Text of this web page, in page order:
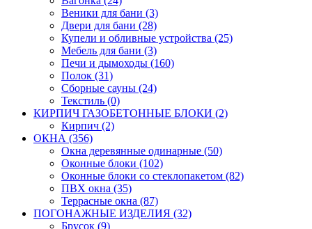
Веники для бани (3)
Двери для бани (28)
Купели и обливные устройства (25)
Мебель для бани (3)
Печи и дымоходы (160)
Полок (31)
Сборные сауны (24)
Текстиль (0)
КИРПИЧ ГАЗОБЕТОННЫЕ БЛОКИ (2)
Кирпич (2)
ОКНА (356)
Окна деревянные одинарные (50)
Оконные блоки (102)
Оконные блоки со стеклопакетом (82)
ПВХ окна (35)
Террасные окна (87)
ПОГОНАЖНЫЕ ИЗДЕЛИЯ (32)
Брусок (9)